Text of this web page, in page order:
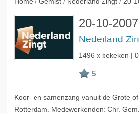
Home / Gemist / Nederland Zingt / 20-
20-10-2007
Nederland
1496 x bekeken |
Koor- en samenzang vanuit de Grote
Rotterdam. Medewerkenden: Chr.